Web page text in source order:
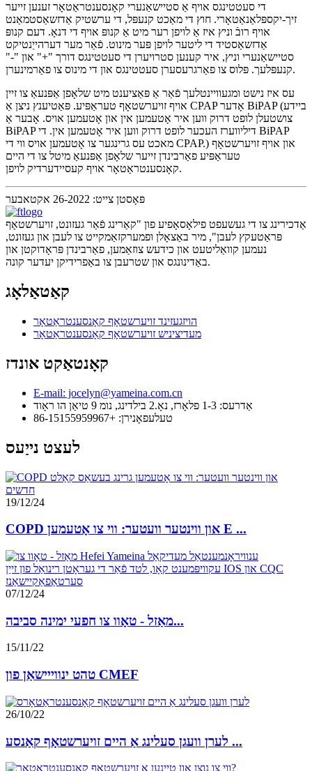
די סעטטינגס אויף אַ סטיישאַנערי קאָנסענטראַטאָר זענען זייער
זיך-יקספּלאַנאַטאָרי. חוץ די מאַכט קנעפּל, די ערשטיק אַדזשאַסטמאַנט
אויף רובֿ וניץ איז אַ לויפן רער מיט אַ קנופּ אויף די דנאָ. דעם קנופּ
אַדזשאַסטיד די ליטער לויפן פּער מינוט. פֿאַר מער דערהייַנטיקט
סטיישאַנערי וניץ, איר קענען סטרויערן די סעטטינגס דורך "+" און "-"
קנעפּלעך. פּלוס צו פאַרגרעסערן סעטטינגס און די מינוס צו פאַרמינערן.
עס איז נישט ומגעוויינטלעך פֿאַר אַ פּאַציענט מיט שלאָפן אַפּנעאַ צו זיין
אויף זויערשטאָף טעראַפּיע. פּאַטיענץ ניצן אַ CPAP אָדער BiPAP (ביידע
צושטעלן לופט דרוק ווען איר אָטעמען אין און אָטעמען אויס. אָבער אַ
BiPAP דיליווערז העכער לופט דרוק ווען איר אָטעמען אין. די BiPAP
מאכט עס גרינגער צו אָטעמען אויס ווי די CPAP.) און אויף זויערשטאָף
טעראַפּיע פאַרבינדן זייער שלאָפן אַפּנעאַ מיטל צו די היים
קאָנסענטראַטאָר אויף קעסיידערדיק לויפן.
פּאָסטן צייט: 26-2022 אקטאבער
אַדכירינג צו די געשעפט פילאָסאָפיע פון ​​"קאַרינג פֿאַר געזונט, זויערשטאָף
פּראַטעקץ לעבן", מיר באַצאָלן ופמערקזאַמקייט צו לעבן און געזונט,
נעמען קוואַליטעט און כידעש צוזאַמען, פאַרבינדן פּראָדוקטן און
באַדינונגס און שטרעבן צו באַפרידיקן יעדער קונה.
קאַטאַלאָג
הויזגעזינד זויערשטאָף קאָנסענטראַטאָר
מעדיציניש זויערשטאָף קאָנסענטראַטאָר
קאָנטאַקט אונדז
E-mail: jocelyn@yameina.com.cn
אַדרעס: 1-3 פלאָרז, נאָ.2 בילדינג, נומ 9 טיאַן הו ראָוד
טעלעפאָנירן: +86-15155959967
לעצט נייַעס
19/12/24
COPD און ווינטער וועטער: ווי צו אָטעמען E ...
07/12/24
מאַזל - טאָוו צו חפעי ימינה סביבה...
15/11/22
טהט ינווייישאַן פון CMEF
26/10/22
לערן וועגן סעלינג אַ היים זויערשטאָף קאַנסע ...